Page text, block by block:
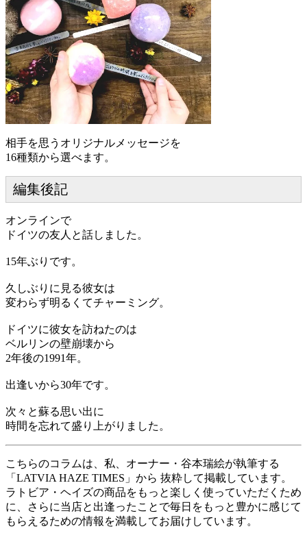
相手を思うオリジナルメッセージを
16種類から選べます。
編集後記
オンラインで
ドイツの友人と話しました。
15年ぶりです。
久しぶりに見る彼女は
変わらず明るくてチャーミング。
ドイツに彼女を訪ねたのは
ベルリンの壁崩壊から
2年後の1991年。
出逢いから30年です。
次々と蘇る思い出に
時間を忘れて盛り上がりました。
こちらのコラムは、私、オーナー・谷本瑞絵が執筆する
「LATVIA HAZE TIMES」から 抜粋して掲載しています。
ラトビア・ヘイズの商品をもっと楽しく使っていただくため
に、さらに当店と出逢ったことで毎日をもっと豊かに感じて
もらえるための情報を満載してお届けしています。